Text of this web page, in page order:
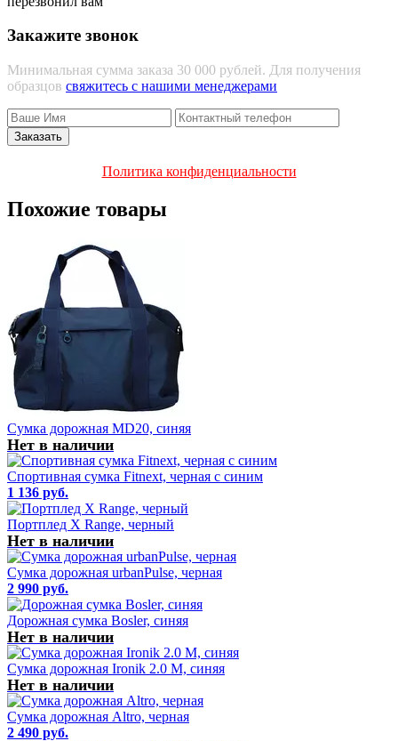
Закажите звонок
Минимальная сумма заказа 30 000 рублей. Для получения
образцов свяжитесь с нашими менеджерами
Политика конфиденциальности
Похожие товары
Сумка дорожная MD20, синяя
Нет в наличии
Спортивная сумка Fitnext, черная с синим
1 136 руб.
Портплед X Range, черный
Нет в наличии
Сумка дорожная urbanPulse, черная
2 990 руб.
Дорожная сумка Bosler, синяя
Нет в наличии
Сумка дорожная Ironik 2.0 M, синяя
Нет в наличии
Сумка дорожная Altro, черная
2 490 руб.